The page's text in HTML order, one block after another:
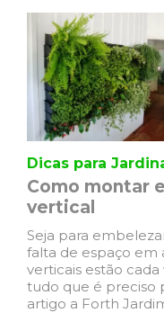
Dicas para
Como montar
vertical
Seja para
falta de espaço em
verticais estão cada
tudo que é preciso
artigo a Forth